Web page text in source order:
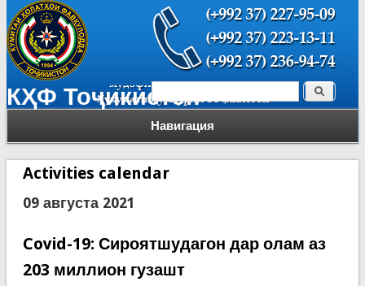
КҲФ Тоҷикистон
Навигация
Форма поиска Поиск
Activities calendar
09 августа 2021
Covid-19: Сироятшудагон дар олам аз
203 миллион гузашт